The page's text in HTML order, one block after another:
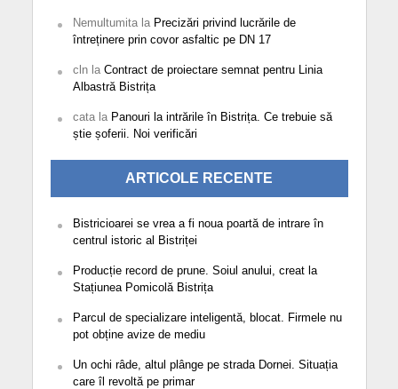
Nemultumitala Precizări privind lucrările de
întreținere prin covor asfaltic pe DN 17
clnla Contract de proiectare semnat pentru Linia
Albastră Bistrița
catala Panouri la intrările în Bistrița. Ce trebuie să
știe șoferii. Noi verificări
ARTICOLE RECENTE
Bistricioarei se vrea a fi noua poartă de intrare în
centrul istoric al Bistriței
Producție record de prune. Soiul anului, creat la
Stațiunea Pomicolă Bistrița
Parcul de specializare inteligentă, blocat. Firmele nu
pot obține avize de mediu
Un ochi râde, altul plânge pe strada Dornei. Situația
care îl revoltă pe primar